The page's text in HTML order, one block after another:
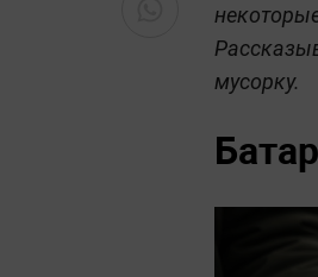
мусорку.